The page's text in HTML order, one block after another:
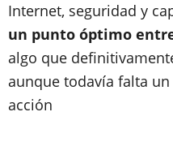
Internet, seguridad y
un punto óptimo
algo que
aunque todavía falta
acción